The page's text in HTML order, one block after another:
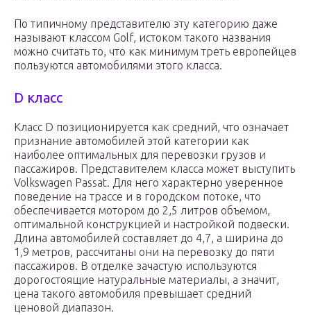
По типичному представителю эту категорию даже
называют классом Golf, истоком такого названия
можно считать то, что как минимум треть европейцев
пользуются автомобилями этого класса.
D класс
Класс D позиционируется как средний, что означает
признание автомобилей этой категории как
наиболее оптимальных для перевозки грузов и
пассажиров. Представителем класса может выступить
Volkswagen Passat. Для него характерно уверенное
поведение на трассе и в городском потоке, что
обеспечивается мотором до 2,5 литров объемом,
оптимальной конструкцией и настройкой подвески.
Длина автомобилей составляет до 4,7, а ширина до
1,9 метров, рассчитаны они на перевозку до пяти
пассажиров. В отделке зачастую используются
дорогостоящие натуральные материалы, а значит,
цена такого автомобиля превышает средний
ценовой диапазон.